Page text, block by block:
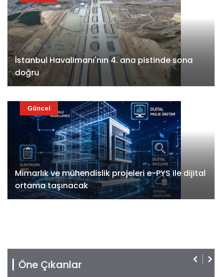
İstanbul Havalimanı'nın 4. ana pistinde sona
doğru
Mimarlık ve mühendislik projeleri e-PYS ile dijital
ortama taşınacak
Güncel
Öne Çıkanlar